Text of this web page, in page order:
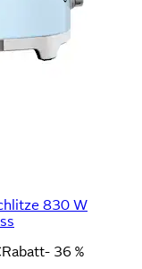
830 W
Rabatt- 36 %